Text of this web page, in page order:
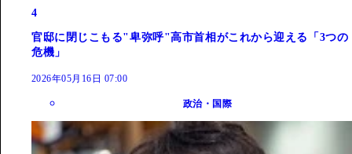
4
官邸に閉じこもる"卑弥呼"高市首相がこれから迎える「3つの
危機」
2026年05月16日 07:00
政治・国際